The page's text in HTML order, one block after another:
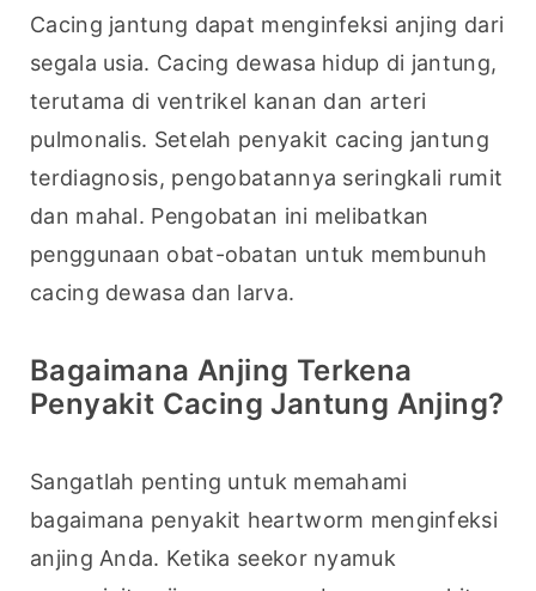
Cacing jantung dapat menginfeksi anjing dari
segala usia. Cacing dewasa hidup di jantung,
terutama di ventrikel kanan dan arteri
pulmonalis. Setelah penyakit cacing jantung
terdiagnosis, pengobatannya seringkali rumit
dan mahal. Pengobatan ini melibatkan
penggunaan obat-obatan untuk membunuh
cacing dewasa dan larva.
Bagaimana Anjing Terkena
Penyakit Cacing Jantung Anjing?
Sangatlah penting untuk memahami
bagaimana penyakit heartworm menginfeksi
anjing Anda. Ketika seekor nyamuk